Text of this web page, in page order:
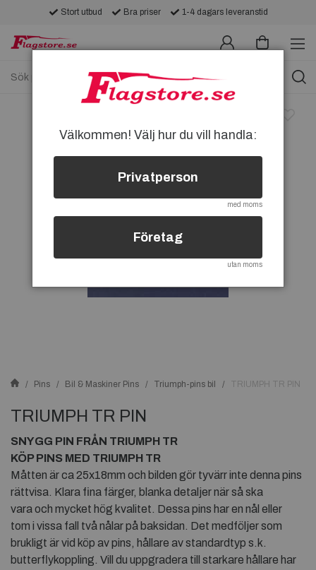
Stort utbud Bra priser 1-4 dagars leveranstid
Pins Bil & Maskiner Pins Triumph-pins bil TRIUMPH TR PIN
TRIUMPH TR PIN
SNYGG PIN FRÅN TRIUMPH TR
KÖP PINS MED TRIUMPH TR
Måtten är ca 25x18mm och bilden gör tyvärr inte denna pins
rättvisa. Klara fina färger, blanka detaljer när så ska
vara och mycket hög kvalitet. Dessa pins har en nål eller
tom i vissa fall två nålar på baksidan. Det medföljer som
brukligt är vid köp av pins, hållare av standardtyp s.k.
butterflykoppling. Vill du uppgradera till starkare hållare har
Välkommen! Välj hur du vill handla:
Privatperson
med moms
Företag
utan moms